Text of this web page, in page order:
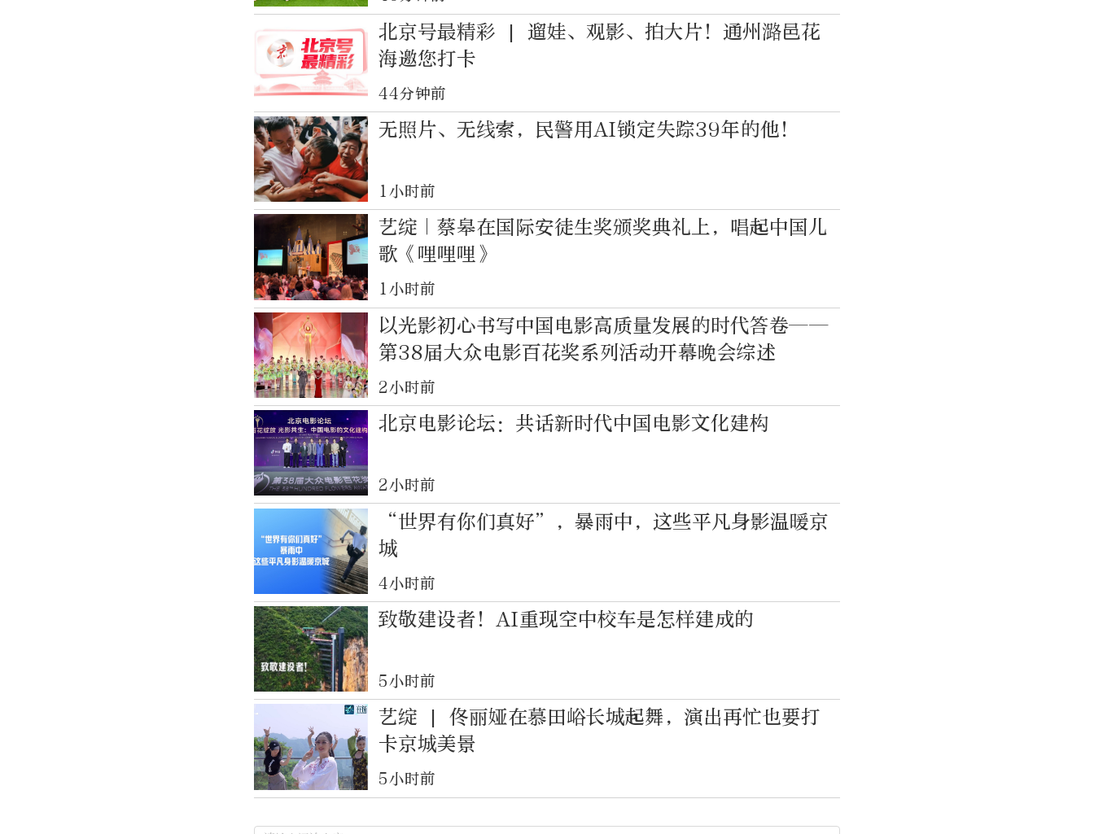
北京号最精彩 | 遛娃、观影、拍大片！通州潞邑花
海邀您打卡
44分钟前
无照片、无线索，民警用AI锁定失踪39年的他！
1小时前
艺绽｜蔡皋在国际安徒生奖颁奖典礼上，唱起中国儿
歌《哩哩哩》
1小时前
以光影初心书写中国电影高质量发展的时代答卷——
第38届大众电影百花奖系列活动开幕晚会综述
2小时前
北京电影论坛：共话新时代中国电影文化建构
2小时前
“世界有你们真好”，暴雨中，这些平凡身影温暖京
城
4小时前
致敬建设者！AI重现空中校车是怎样建成的
5小时前
艺绽 | 佟丽娅在慕田峪长城起舞，演出再忙也要打
卡京城美景
5小时前